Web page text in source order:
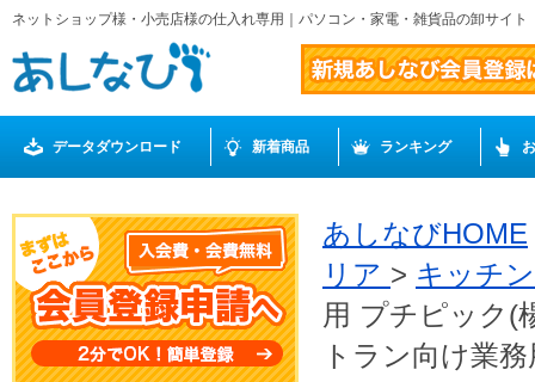
ネットショップ様・小売店様の仕入れ専用｜パソコン・家電・雑貨品の卸サイ
データダウンロード 新着商品 ランキング
あしなびHOME
リア > キッチ
用 プチピック(
トラン向け業